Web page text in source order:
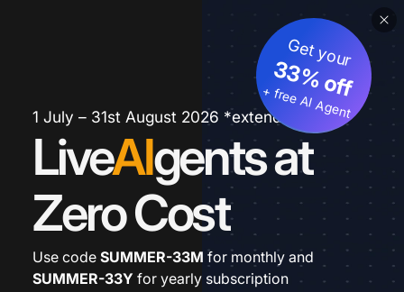
1 July – 31st August 2026 *extended
LiveAIgents at
Zero Cost
Get your
33% off
+ free AI Agent
Use code SUMMER-33M for monthly and
SUMMER-33Y for yearly subscription